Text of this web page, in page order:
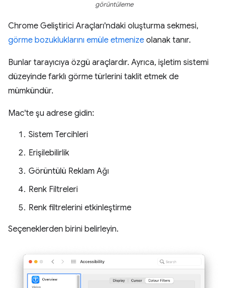
görüntüleme
Chrome Geliştirici Araçları'ndaki oluşturma sekmesi,
görme bozukluklarını emüle etmenize olanak tanır.
Bunlar tarayıcıya özgü araçlardır. Ayrıca, işletim sistemi
düzeyinde farklı görme türlerini taklit etmek de
mümkündür.
Mac'te şu adrese gidin:
Sistem Tercihleri
Erişilebilirlik
Görüntülü Reklam Ağı
Renk Filtreleri
Renk filtrelerini etkinleştirme
Seçeneklerden birini belirleyin.